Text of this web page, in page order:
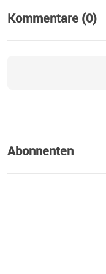
Kommentare (0)
Abonnenten